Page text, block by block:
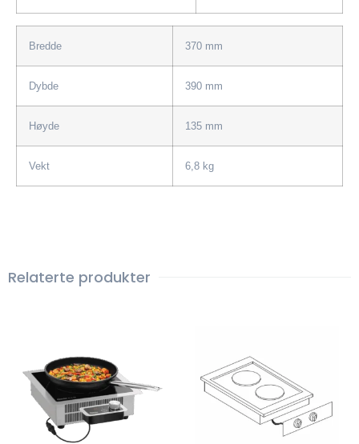
Bredde 370 mm
Dybde 390 mm
Høyde 135 mm
Vekt 6,8 kg
Relaterte produkter